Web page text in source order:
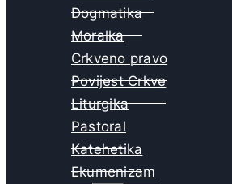
Dogmatika
Moralka
Crkveno pravo
Povijest Crkve
Liturgika
Pastoral
Katehetika
Ekumenizam